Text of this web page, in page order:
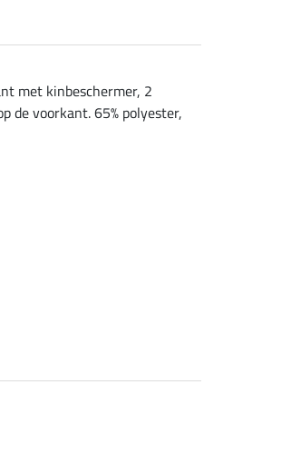
met kinbeschermer, 2
de voorkant. 65% polyester,